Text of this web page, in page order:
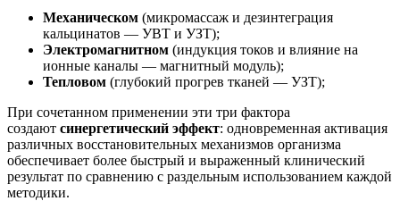
Механическом (микромассаж и дезинтеграция
кальцинатов — УВТ и УЗТ);
Электромагнитном (индукция токов и влияние на
ионные каналы — магнитный модуль);
Тепловом (глубокий прогрев тканей — УЗТ);
При сочетанном применении эти три фактора
создают синергетический эффект: одновременная активация
различных восстановительных механизмов организма
обеспечивает более быстрый и выраженный клинический
результат по сравнению с раздельным использованием каждой
методики.